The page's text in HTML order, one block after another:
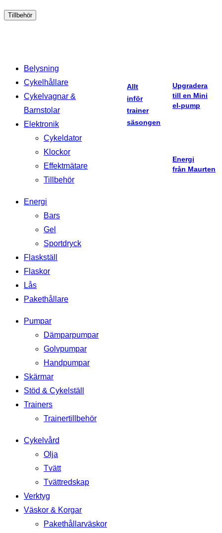
Tillbehör
Belysning
Cykelhållare
Cykelvagnar &
Barnstolar
Elektronik
Cykeldator
Klockor
Effektmätare
Tillbehör
Energi
Bars
Gel
Sportdryck
Flaskställ
Flaskor
Lås
Pakethållare
Pumpar
Dämparpumpar
Golvpumpar
Handpumpar
Skärmar
Stöd & Cykelställ
Trainers
Trainertillbehör
Cykelvård
Olja
Tvätt
Tvättredskap
Verktyg
Väskor & Korgar
Pakethållarväskor
Allt
inför
trainer
säsongen
Upgradera
till en Mini
el-pump
Energi
från Maurten